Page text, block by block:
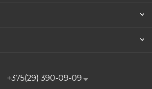
+375(29) 390-09-09